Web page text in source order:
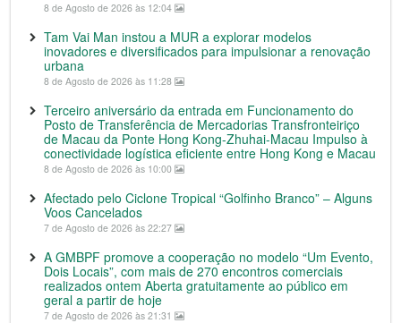
8 de Agosto de 2026 às 12:04
Tam Vai Man instou a MUR a explorar modelos
inovadores e diversificados para impulsionar a renovação
urbana
8 de Agosto de 2026 às 11:28
Terceiro aniversário da entrada em Funcionamento do
Posto de Transferência de Mercadorias Transfronteiriço
de Macau da Ponte Hong Kong-Zhuhai-Macau Impulso à
conectividade logística eficiente entre Hong Kong e Macau
8 de Agosto de 2026 às 10:00
Afectado pelo Ciclone Tropical “Golfinho Branco” – Alguns
Voos Cancelados
7 de Agosto de 2026 às 22:27
A GMBPF promove a cooperação no modelo “Um Evento,
Dois Locais”, com mais de 270 encontros comerciais
realizados ontem Aberta gratuitamente ao público em
geral a partir de hoje
7 de Agosto de 2026 às 21:31